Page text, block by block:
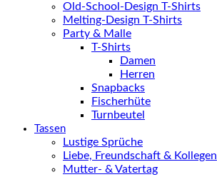
Old-School-Design T-Shirts
Melting-Design T-Shirts
Party & Malle
T-Shirts
Damen
Herren
Snapbacks
Fischerhüte
Turnbeutel
Tassen
Lustige Sprüche
Liebe, Freundschaft & Kollegen
Mutter- & Vatertag